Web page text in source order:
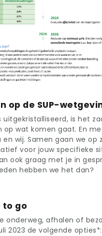
op de SUP-
uitgekristalliseerd, is het
wat komen gaat. En met
wij. Samen gaan we op
voor jouw specifieke
ook graag met je in
hebben we het dan?
to go
onderweg, afhalen of
2023 de volgende opties*: